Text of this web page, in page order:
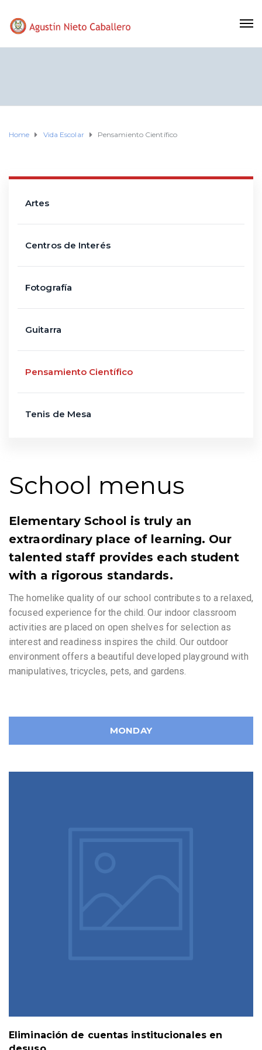
Home Vida Escolar Pensamiento Científico
School menus
Elementary School is truly an
extraordinary place of learning. Our
talented staff provides each student
with a rigorous standards.
The homelike quality of our school contributes to a relaxed,
focused experience for the child. Our indoor classroom
activities are placed on open shelves for selection as
interest and readiness inspires the child. Our outdoor
environment offers a beautiful developed playground with
manipulatives, tricycles, pets, and gardens.
MONDAY
Eliminación de cuentas institucionales en
Artes
Centros de Interés
Fotografía
Guitarra
Pensamiento Científico
Tenis de Mesa